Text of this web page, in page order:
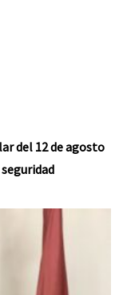
del 12 de agosto